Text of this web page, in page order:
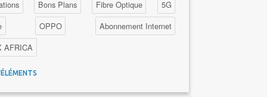
Bons Plans Fibre Optique
5G
OPPO
Abonnement Internet
AFRICA
Artificielle
Cybersécurité